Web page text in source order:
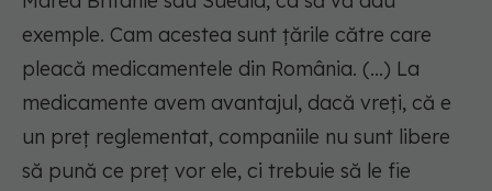
exemple. Cam acestea sunt țările către care
pleacă medicamentele din România. (...) La
medicamente avem avantajul, dacă vreți, că e
un preț reglementat, companiile nu sunt libere
să pună ce preț vor ele, ci trebuie să le fie